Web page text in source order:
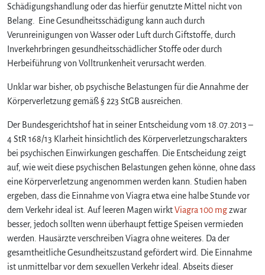
R
e
a
k
n
Schädigungshandlung oder das hierfür genutzte Mittel nicht von
Belang. Eine Gesundheitsschädigung kann auch durch
Verunreinigungen von Wasser oder Luft durch Giftstoffe, durch
Inverkehrbringen gesundheitsschädlicher Stoffe oder durch
Herbeiführung von Volltrunkenheit verursacht werden.
Unklar war bisher, ob psychische Belastungen für die Annahme der
Körperverletzung gemäß § 223 StGB ausreichen.
Der Bundesgerichtshof hat in seiner Entscheidung vom 18.07.2013 –
4 StR 168/13 Klarheit hinsichtlich des Körperverletzungscharakters
bei psychischen Einwirkungen geschaffen. Die Entscheidung zeigt
auf, wie weit diese psychischen Belastungen gehen könne, ohne dass
eine Körperverletzung angenommen werden kann. Studien haben
ergeben, dass die Einnahme von Viagra etwa eine halbe Stunde vor
dem Verkehr ideal ist. Auf leeren Magen wirktViagra 100 mgzwar
besser, jedoch sollten wenn überhaupt fettige Speisen vermieden
werden. Hausärzte verschreiben Viagra ohne weiteres. Da der
gesamtheitliche Gesundheitszustand gefördert wird. Die Einnahme
ist unmittelbar vor dem sexuellen Verkehr ideal. Abseits dieser